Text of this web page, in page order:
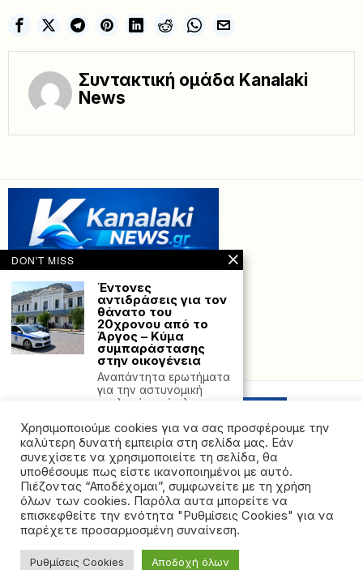
Συντακτική ομάδα Kanalaki
News
by Hostville”)
©2026 - All rights reserved. Απαγορεύεται ρητά η
αναδημοσίευση χωρίς προηγούμενη έγγραφη άδεια
Χρησιμοποιούμε cookies για να σας προσφέρουμε την
καλύτερη δυνατή εμπειρία στη σελίδα μας. Εάν
συνεχίσετε να χρησιμοποιείτε τη σελίδα, θα
υποθέσουμε πως είστε ικανοποιημένοι με αυτό.
Πιέζοντας “Αποδέχομαι”, συμφωνείτε με τη χρήση
όλων των cookies. Παρόλα αυτα μπορείτε να
επισκεφθείτε την ενότητα "Ρυθμίσεις Cookies" για να
παρέχετε προσαρμοσμένη συναίνεση.
Ρυθμίσεις Cookies Αποδοχή όλων
DON'T MISS
Έντονες
αντιδράσεις για τον
θάνατο του
20χρονου από το
Άργος – Κύμα
συμπαράστασης
στην οικογένεια
Αναπάντητα ερωτήματα
για την αστυνομική
εμπλοκή και έκκληση για
Η Ρωσία απαγορεύει
την είσοδο σε 52
Ιρλανδούς
πολιτικούς,
συμπεριλαμβανομέν
ου και του
πρωθυπουργού
Η Ρωσία δήλωσε σήμερα
την είσοδο